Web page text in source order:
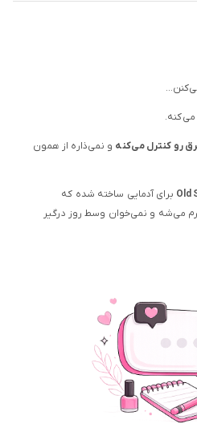
می‌کنه.
رو کنترل می‌کنه و نمی‌ذاره از همون
Old برای آدمایی ساخته شده که
می‌شه و نمی‌خوان وسط روز درگیر
نداره و حس سنگینی ایجاد نمی‌کنه.
حس قدرت .
دارن